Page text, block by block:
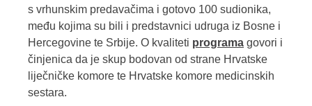
s vrhunskim predavačima i gotovo 100 sudionika,
među kojima su bili i predstavnici udruga iz Bosne i
Hercegovine te Srbije. O kvaliteti programa govori i
činjenica da je skup bodovan od strane Hrvatske
liječničke komore te Hrvatske komore medicinskih
sestara.